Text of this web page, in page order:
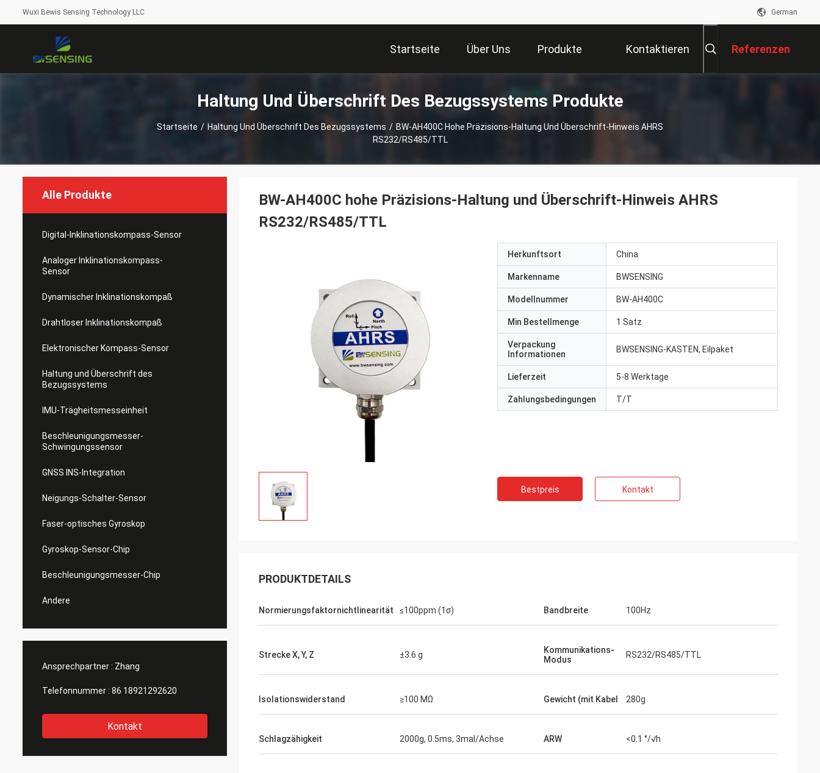
Wuxi Bewis Sensing Technology LLC German
Startseite Über Uns Produkte Kontaktieren Referenzen
Haltung Und Überschrift Des Bezugssystems Produkte
Startseite / Haltung Und Überschrift Des Bezugssystems / BW-AH400C Hohe Präzisions-Haltung Und Überschrift-Hinweis AHRS
RS232/RS485/TTL
Alle Produkte
Digital-Inklinationskompass-Sensor
Analoger Inklinationskompass-
Sensor
Dynamischer Inklinationskompaß
Drahtloser Inklinationskompaß
Elektronischer Kompass-Sensor
Haltung und Überschrift des
Bezugssystems
IMU-Trägheitsmesseinheit
Beschleunigungsmesser-
Schwingungssensor
GNSS INS-Integration
Neigungs-Schalter-Sensor
Faser-optisches Gyroskop
Gyroskop-Sensor-Chip
Beschleunigungsmesser-Chip
Andere
Ansprechpartner : Zhang
Telefonnummer : 86 18921292620
Kontakt
BW-AH400C hohe Präzisions-Haltung und Überschrift-Hinweis AHRS
RS232/RS485/TTL
Herkunftsort China
Markenname BWSENSING
Modellnummer BW-AH400C
Min Bestellmenge 1 Satz
Verpackung
Informationen
BWSENSING-KASTEN, Eilpaket
Lieferzeit 5-8 Werktage
Zahlungsbedingungen T/T
Bestpreis Kontakt
PRODUKTDETAILS
Normierungsfaktornichtlinearität ≤100ppm (1σ) Bandbreite 100Hz
Strecke X, Y, Z ±3.6 g
Kommunikations-
Modus
RS232/RS485/TTL
Isolationswiderstand ≥100 MΩ Gewicht (mit Kabel 280g
Schlagzähigkeit 2000g, 0.5ms, 3mal/Achse ARW <0.1 °/√h